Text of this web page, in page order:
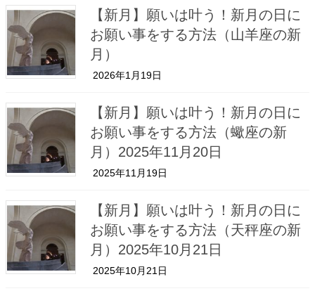
【新月】願いは叶う！新月の日に
お願い事をする方法（山羊座の新
月）
2026年1月19日
【新月】願いは叶う！新月の日に
お願い事をする方法（蠍座の新
月）2025年11月20日
2025年11月19日
【新月】願いは叶う！新月の日に
お願い事をする方法（天秤座の新
月）2025年10月21日
2025年10月21日